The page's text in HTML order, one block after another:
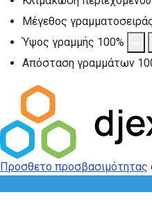
Μέγεθος
Ύψος γραμμής 100%
Απόσταση γραμμάτων
Προσθετο προσβασιμότητας